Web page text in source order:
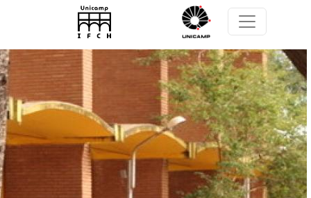
Pular para o conteúdo principal